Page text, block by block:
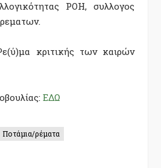
ΡΟΗ, συλλογος
κριτικής των καιρών
ΕΔΩ
Ποτάμια/ρέματα